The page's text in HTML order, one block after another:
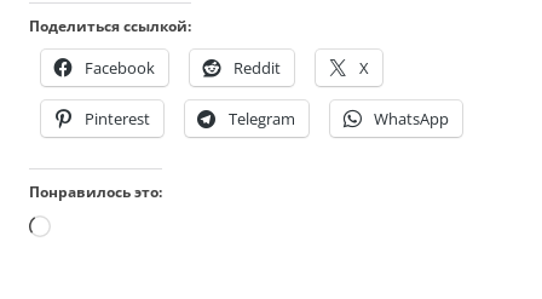
Поделиться ссылкой:
Facebook Reddit X
Pinterest Telegram WhatsApp
Понравилось это:
Загрузка…